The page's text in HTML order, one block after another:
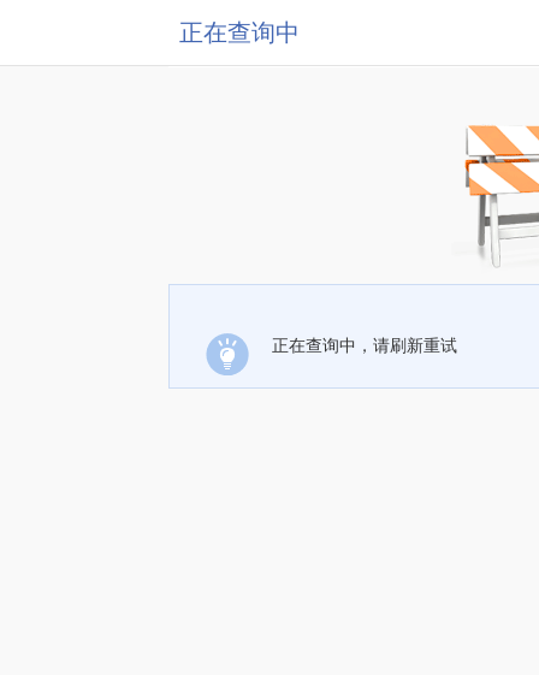
正在查询中
正在查询中，请刷新重试